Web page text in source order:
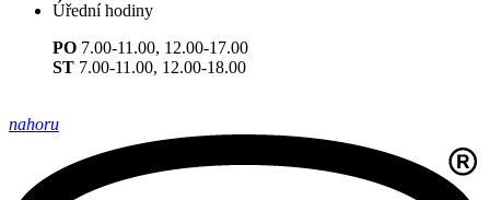
Úřední hodiny
PO 7.00-11.00, 12.00-17.00
ST 7.00-11.00, 12.00-18.00
nahoru